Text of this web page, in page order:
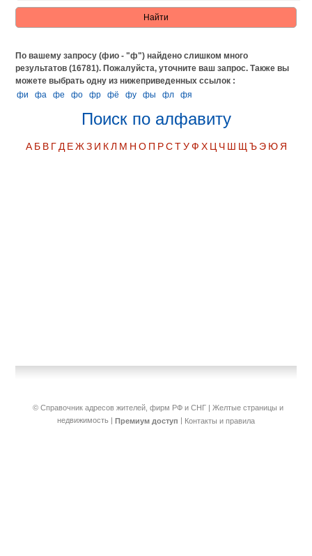
По вашему запросу (фио - "ф") найдено слишком много
результатов (16781). Пожалуйста, уточните ваш запрос.Также вы
можете выбрать одну из нижеприведенных ссылок :
фи
фа фе фо фр фё фу фы фл фя
Поиск по алфавиту
А Б В Г Д Е Ж З И К Л М Н О П Р С Т У Ф Х Ц Ч Ш Щ Ъ Э Ю Я
© Справочник адресов жителей, фирм РФ и СНГ | Желтые страницы и
недвижимость | Премиум доступ | Контакты и правила